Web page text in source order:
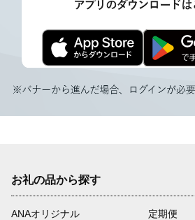
お礼の品から探す
ANAオリジナル
定期便